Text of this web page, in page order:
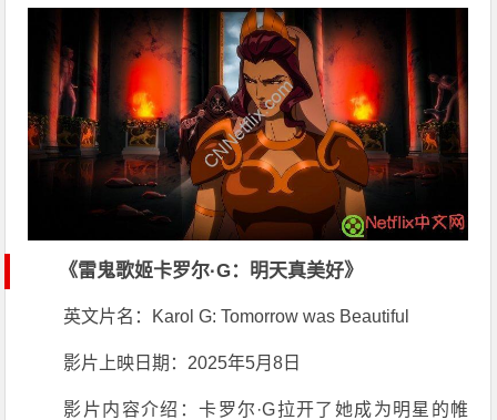
《雷鬼歌姬卡罗尔·G：明天真美好》
英文片名：Karol G: Tomorrow was Beautiful
影片上映日期：2025年5月8日
影片内容介绍：卡罗尔·G拉开了她成为明星的帷